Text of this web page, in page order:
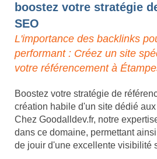
boostez votre stratégie
SEO
L'importance des backlinks
performant : Créez un site
votre référencement à
Boostez votre stratégie de
création habile d'un site dédié
Chez Goodalldev.fr, notre
dans ce domaine, permettant
de jouir d'une excellente visibilité